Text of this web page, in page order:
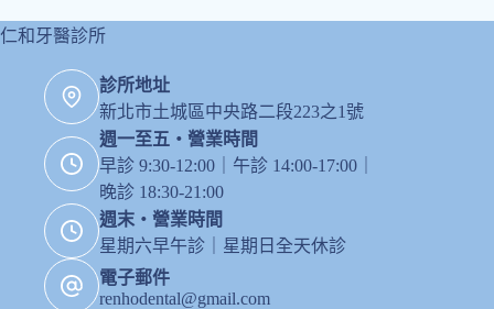
仁和牙醫診所
診所地址
新北市土城區中央路二段223之1號
週一至五・營業時間
早診 9:30-12:00｜午診 14:00-17:00｜
晚診 18:30-21:00
週末・營業時間
星期六早午診｜星期日全天休診
電子郵件
renhodental@gmail.com